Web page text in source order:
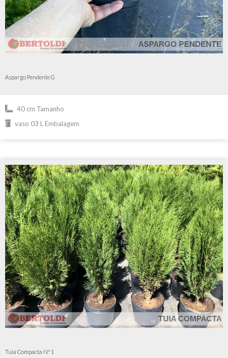
Aspargo Pendente G
40 cm Tamanho
vaso 03 L Embalagem
Tuia Compacta Nº 1